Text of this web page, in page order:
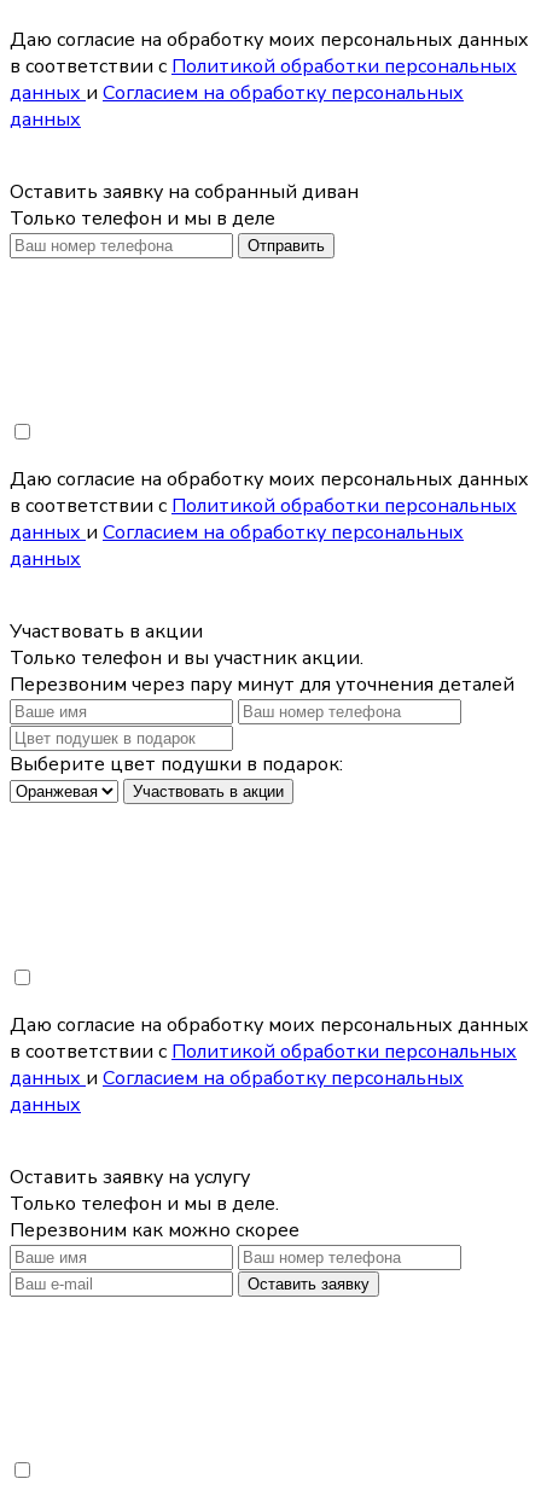
Даю согласие на обработку моих персональных данных
в соответствии с Политикой обработки персональных
данных и Согласием на обработку персональных
данных
Оставить заявку на собранный диван
Только телефон и мы в деле
Отправить
Даю согласие на обработку моих персональных данных
в соответствии с Политикой обработки персональных
данных и Согласием на обработку персональных
данных
Участвовать в акции
Только телефон и вы участник акции.
Перезвоним через пару минут для уточнения деталей
Выберите цвет подушки в подарок:
Участвовать в акции
Даю согласие на обработку моих персональных данных
в соответствии с Политикой обработки персональных
данных и Согласием на обработку персональных
данных
Оставить заявку на услугу
Только телефон и мы в деле.
Перезвоним как можно скорее
Оставить заявку